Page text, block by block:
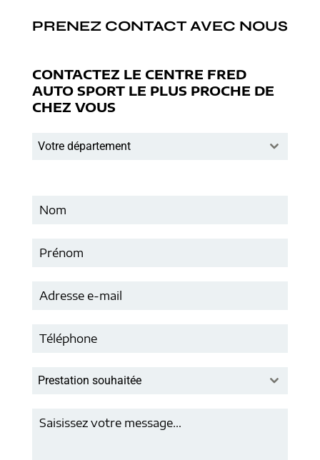
PRENEZ CONTACT AVEC NOUS
CONTACTEZ LE CENTRE FRED
AUTO SPORT LE PLUS PROCHE DE
CHEZ VOUS
Votre département
Prestation souhaitée